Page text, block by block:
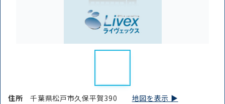
住所千葉県松戸市久保平賀390 地図を表示 ▶︎